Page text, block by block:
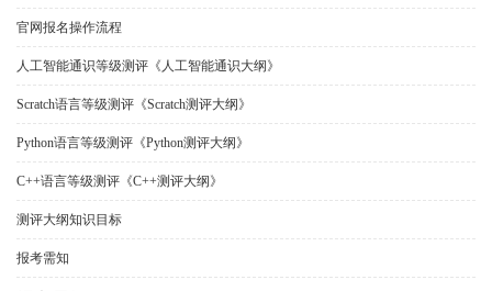
官网报名操作流程
人工智能通识等级测评《人工智能通识大纲》
Scratch语言等级测评《Scratch测评大纲》
Python语言等级测评《Python测评大纲》
C++语言等级测评《C++测评大纲》
测评大纲知识目标
报考需知